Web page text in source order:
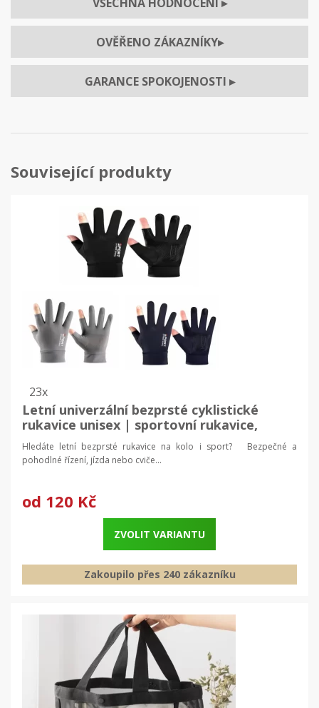
OVĚŘENO ZÁKAZNÍKY▸
GARANCE SPOKOJENOSTI ▸
Související produkty
23x
Letní univerzální bezprsté cyklistické
rukavice unisex | sportovní rukavice,
rukavice bezprsté
Hledáte letní bezprsté rukavice na kolo i sport? Bezpečné a
pohodlné řízení, jízda nebo cviče...
od 120 Kč
ZVOLIT VARIANTU
Zakoupilo přes 240 zákazníku